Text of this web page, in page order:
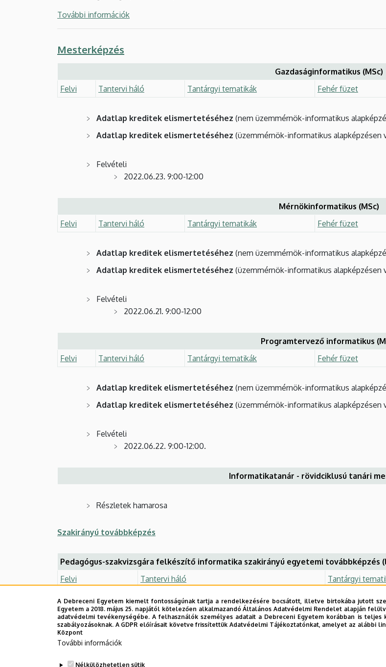
További információk
Mesterképzés
Gazdaságinformatikus (MSc)
Felvi
Tantervi háló Tantárgyi tematikák Fehér füzet
Adatlap kreditek elismertetéséhez (nem üzemmérnök-informatikus
Adatlap kreditek elismertetéséhez (üzemmérnök-informatikus alapképzésen
Felvételi
2022.06.23. 9:00-12:00
Mérnökinformatikus (MSc)
Felvi
Tantervi háló Tantárgyi tematikák Fehér füzet
Adatlap kreditek elismertetéséhez (nem üzemmérnök-informatikus
Adatlap kreditek elismertetéséhez (üzemmérnök-informatikus alapképzésen
Felvételi
2022.06.21. 9:00-12:00
Programtervező informatikus
Felvi
Tantervi háló Tantárgyi tematikák Fehér füzet
Adatlap kreditek elismertetéséhez (nem üzemmérnök-informatikus
Adatlap kreditek elismertetéséhez (üzemmérnök-informatikus alapképzésen
Felvételi
2022.06.22. 9:00-12:00.
Informatikatanár - rövidciklusú tanári
Részletek hamarosa
Szakirányú továbbképzés
Pedagógus-szakvizsgára felkészítő informatika szakirányú egyetemi továbbképzés
Felvi
Tantervi háló Tantárgyi
Jelentkezési lap:pdf,doc
Részismereti képzés
A Debreceni Egyetem kiemelt fontosságúnak tartja a rendelkezésére bocsátott, illetve birtokába jutott
Egyetem a 2018. május 25. napjától kötelezően alkalmazandó Általános Adatvédelmi Rendelet alapján
adatvédelmi tevékenységébe. A felhasználók személyes adatait a Debreceni Egyetem korábban is
szabályozásoknak. A GDPR előírásait követve frissítettük Adatvédelmi Tájékoztatónkat, amelyet az alábbi
Központ
További információk
Nélkülözhetetlen sütik